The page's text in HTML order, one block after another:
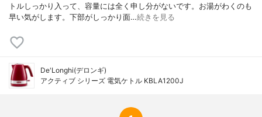
トルしっかり入って、容量には全く申し分がないです。お湯がわくのも
早い気がします。下部がしっかり面…続きを見る
De'Longhi(デロンギ)
アクティブ シリーズ 電気ケトル KBLA1200J